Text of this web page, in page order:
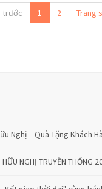
trước 1 2 Trang
Nghị – Quà Tặng Khách
NGHỊ TRUYỀN THỐNG